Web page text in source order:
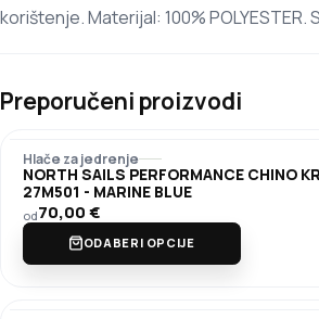
korištenje. Materijal: 100% POLYESTER.
Preporučeni proizvodi
Hlače za jedrenje
NORTH SAILS PERFORMANCE CHINO
27M501 - MARINE BLUE
od70,00€
ODABERI OPCIJE